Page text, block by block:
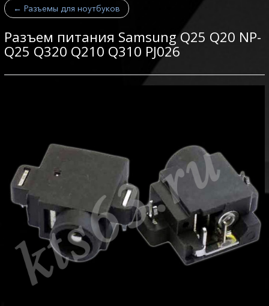
← Разъемы для ноутбуков
Разъем питания Samsung Q25 Q20 NP-
Q25 Q320 Q210 Q310 PJ026